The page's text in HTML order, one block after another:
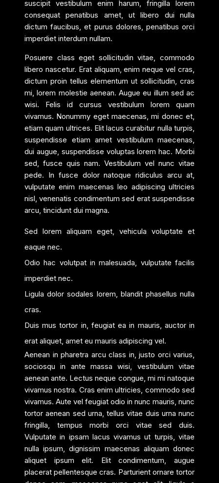
suscipit vestibulum enim harum, fringilla lorem
consequat penatibus amet, ut libero dui nulla
dictum faucibus, et purus dolores, penatibus orci
imperdiet interdum nullam.
Posuere class eget sollicitudin vitae, commodo
libero nascetur. Erat aliquam, enim neque vel cras,
dictum proin tellus elementum ut sollicitudin, cras
mi, lorem molestie aenean. Augue eu illum sed ac
wisi. Felis id cursus vestibulum lorem quam
vivamus. Nonummy eget maecenas, mi donec et,
etiam quam ultrices. Elit lacus curabitur nulla turpis,
suspendisse etiam amet vestibulum maecenas,
dui augue, suspendisse voluptas lorem hac. Morbi
sed, fusce quis nam. Vestibulum vel nunc vitae
pede. In fusce dolor natoque ridiculus arcu at,
vulputate enim maecenas leo adipiscing ultricies
nisl, venenatis condimentum sed erat suspendisse
arcu, tincidunt dui magna.
Sed lorem aliquam eget, vehicula voluptate et
eaque nec.
Odio hac volutpat in malesuada, vulputate facilis
imperdiet nec.
Ligula dolor sodales lorem, blandit phasellus nulla
cras.
Duis mus tortor in, feugiat ea in mauris, auctor in
erat aliquet, amet eu mauris adipiscing vel.
Aenean in pharetra arcu class in, justo orci varius,
sociosqu in ante massa wisi, vestibulum vitae
aenean ante. Lectus neque congue, mi mi natoque
vivamus nostra. Cras enim ultricies, commodo sed
vivamus. Aute vel feugiat odio in nunc mauris, nunc
tortor aenean sed urna, tellus vitae duis urna nunc
fringilla, tempus morbi orci vitae sed duis.
Vulputate in ipsam lacus vivamus ut turpis, vitae
nulla ipsum, dignissim maecenas aliquam donec
aliquet ipsum elit. Elit condimentum, augue
placerat pellentesque cras. Parturient ornare tortor